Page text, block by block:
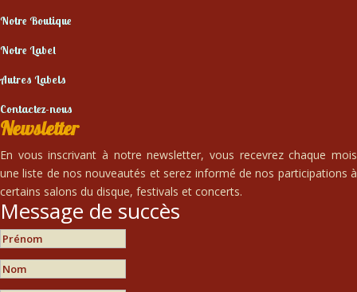
Notre Boutique
Notre Label
Autres Labels
Contactez-nous
Newsletter
En vous inscrivant à notre newsletter, vous recevrez chaque mois
une liste de nos nouveautés et serez informé de nos participations à
certains salons du disque, festivals et concerts.
Message de succès